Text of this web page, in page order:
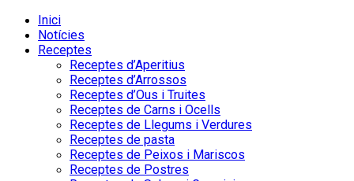
Inici
Notícies
Receptes
Receptes d’Aperitius
Receptes d’Arrossos
Receptes d’Ous i Truites
Receptes de Carns i Ocells
Receptes de Llegums i Verdures
Receptes de pasta
Receptes de Peixos i Mariscos
Receptes de Postres